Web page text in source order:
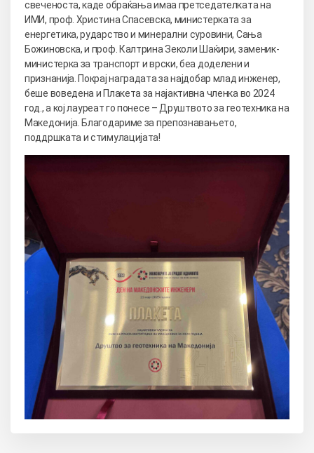
свеченоста, каде обраќања имаа претседателката на
ИМИ, проф. Христина Спасевска, министерката за
енергетика, рударство и минерални суровини, Сања
Божиновска, и проф. Калтрина Зеколи Шаќири, заменик-
министерка за транспорт и врски, беа доделени и
признанија. Покрај наградата за најдобар млад инженер,
беше воведена и Плакета за најактивна членка во 2024
год., а кој лауреат го понесе – Друштвото за геотехника на
Македонија. Благодариме за препознавањето,
поддршката и стимулацијата!